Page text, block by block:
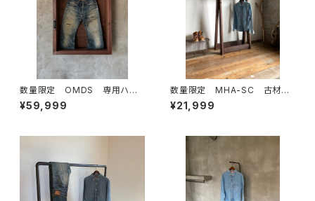
数量限定 OMDS 専用ハン
ガー付き ディスプレイ 古
材 ガラスケース ショーケー
¥59,999
数量限定 MHA-SC 古材
ハンガーラック シンプル 木
製 クロージングラック ディス
¥21,999